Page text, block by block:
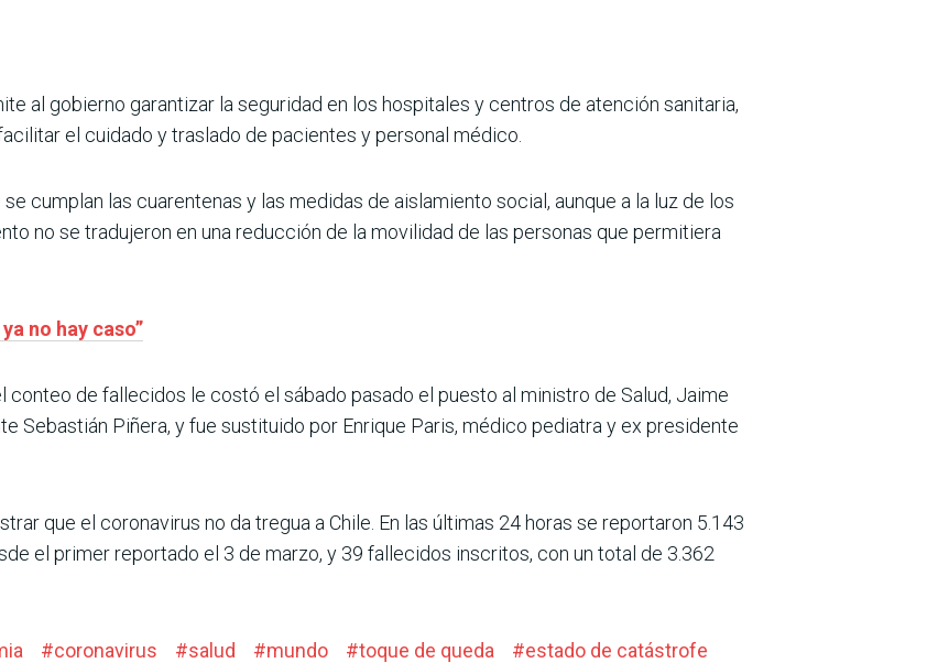
al gobierno garantizar la seguridad en los hospitales y centros de atención sanitaria,
el cuidado y traslado de pacientes y personal médico.
cumplan las cuarentenas y las medidas de aislamiento social, aunque a la luz de los
no se tradujeron en una reducción de la movilidad de las personas que permitiera
no hay caso”
de fallecidos le costó el sábado pasado el puesto al ministro de Salud, Jaime
Sebastián Piñera, y fue sustituido por Enrique Paris, médico pediatra y ex presidente
que el coronavirus no da tregua a Chile. En las últimas 24 horas se reportaron 5.143
el primer reportado el 3 de marzo, y 39 fallecidos inscritos, con un total de 3.362
#coronavirus #salud #mundo #toque de queda #estado de catástrofe